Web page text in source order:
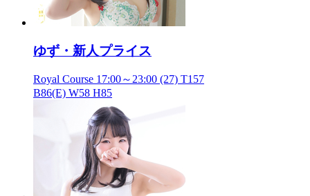
ゆず・新人プライス
Royal Course 17:00～23:00 (27) T157
B86(E) W58 H85